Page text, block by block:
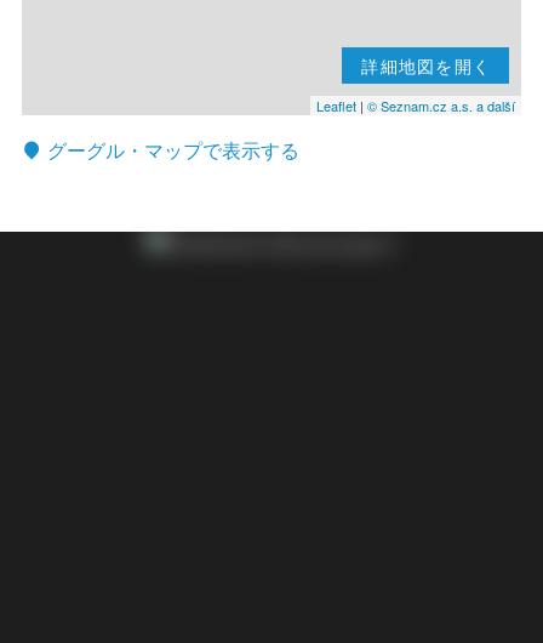
詳細地図を開く
Leaflet | © Seznam.cz a.s. a další
グーグル・マップで表示する